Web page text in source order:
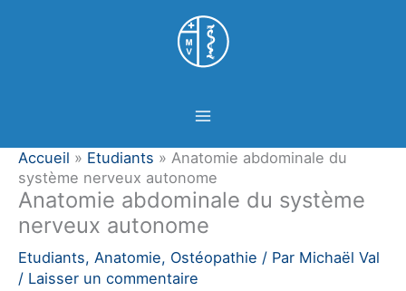
Accueil » Etudiants » Anatomie abdominale du
système nerveux autonome
Anatomie abdominale du système
nerveux autonome
Etudiants, Anatomie, Ostéopathie / Par Michaël Val
/ Laisser un commentaire
Panneau de gestion des cookies